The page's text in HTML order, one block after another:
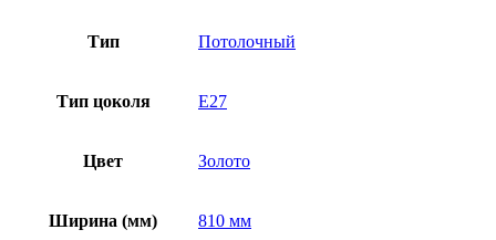
Тип Потолочный
Тип цоколя E27
Цвет Золото
Ширина (мм) 810 мм